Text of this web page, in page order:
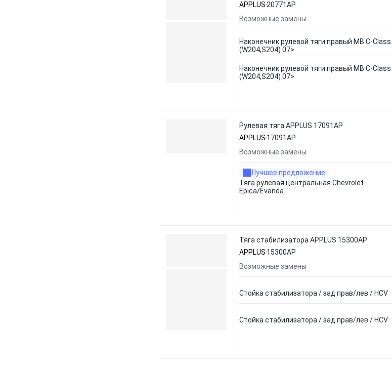
APPLUS 20771AP
Возможные замены
Наконечник рулевой тяги правый MB C-Class
(W204,S204) 07>
Наконечник рулевой тяги правый MB C-Class
(W204,S204) 07>
Рулевая тяга APPLUS 17091AP
APPLUS 17091AP
Возможные замены
Лучшее предложение
Тяга рулевая центральная Chevrolet
Epica/Evanda
Тяга стабилизатора APPLUS 15300AP
APPLUS 15300AP
Возможные замены
Стойка стабилизатора / зад прав/лев / HCV
Стойка стабилизатора / зад прав/лев / HCV